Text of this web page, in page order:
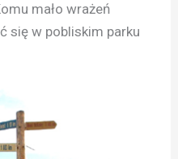
mało wrażeń
się w pobliskim parku